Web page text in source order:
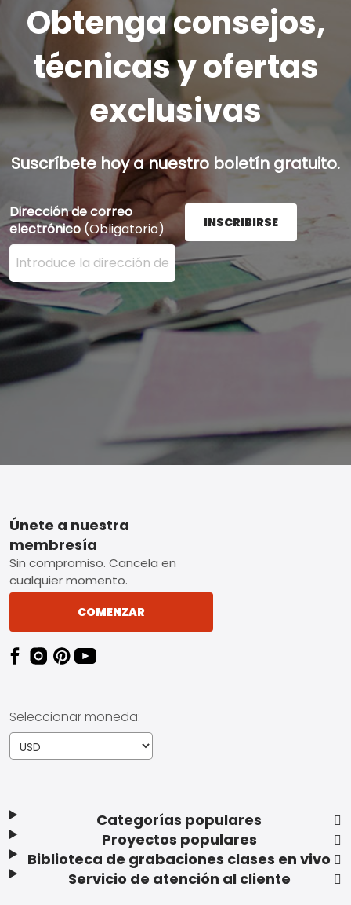
Obtenga consejos,
técnicas y ofertas
exclusivas
Suscríbete hoy a nuestro boletín gratuito.
Dirección de correo
electrónico (Obligatorio)
Ingrese su dirección de correo electrónico aquí y
INSCRIBIRSE
Footer
Categorías populares
Proyectos populares
Biblioteca de grabaciones clases en vivo
Servicio de atención al cliente
Únete a nuestra
membresía
Sin compromiso. Cancela en
cualquier momento.
COMENZAR
Seleccionar moneda: